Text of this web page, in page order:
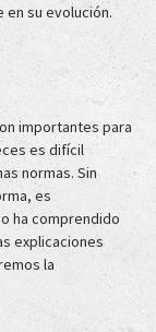
en su evolución.
importantes para
es difícil
normas. Sin
es
ha comprendido
explicaciones
la